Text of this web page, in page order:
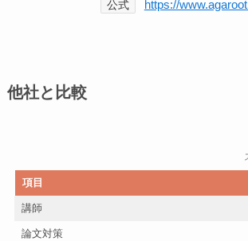
公式 https://
他社と比較
項目
講師
論文対策